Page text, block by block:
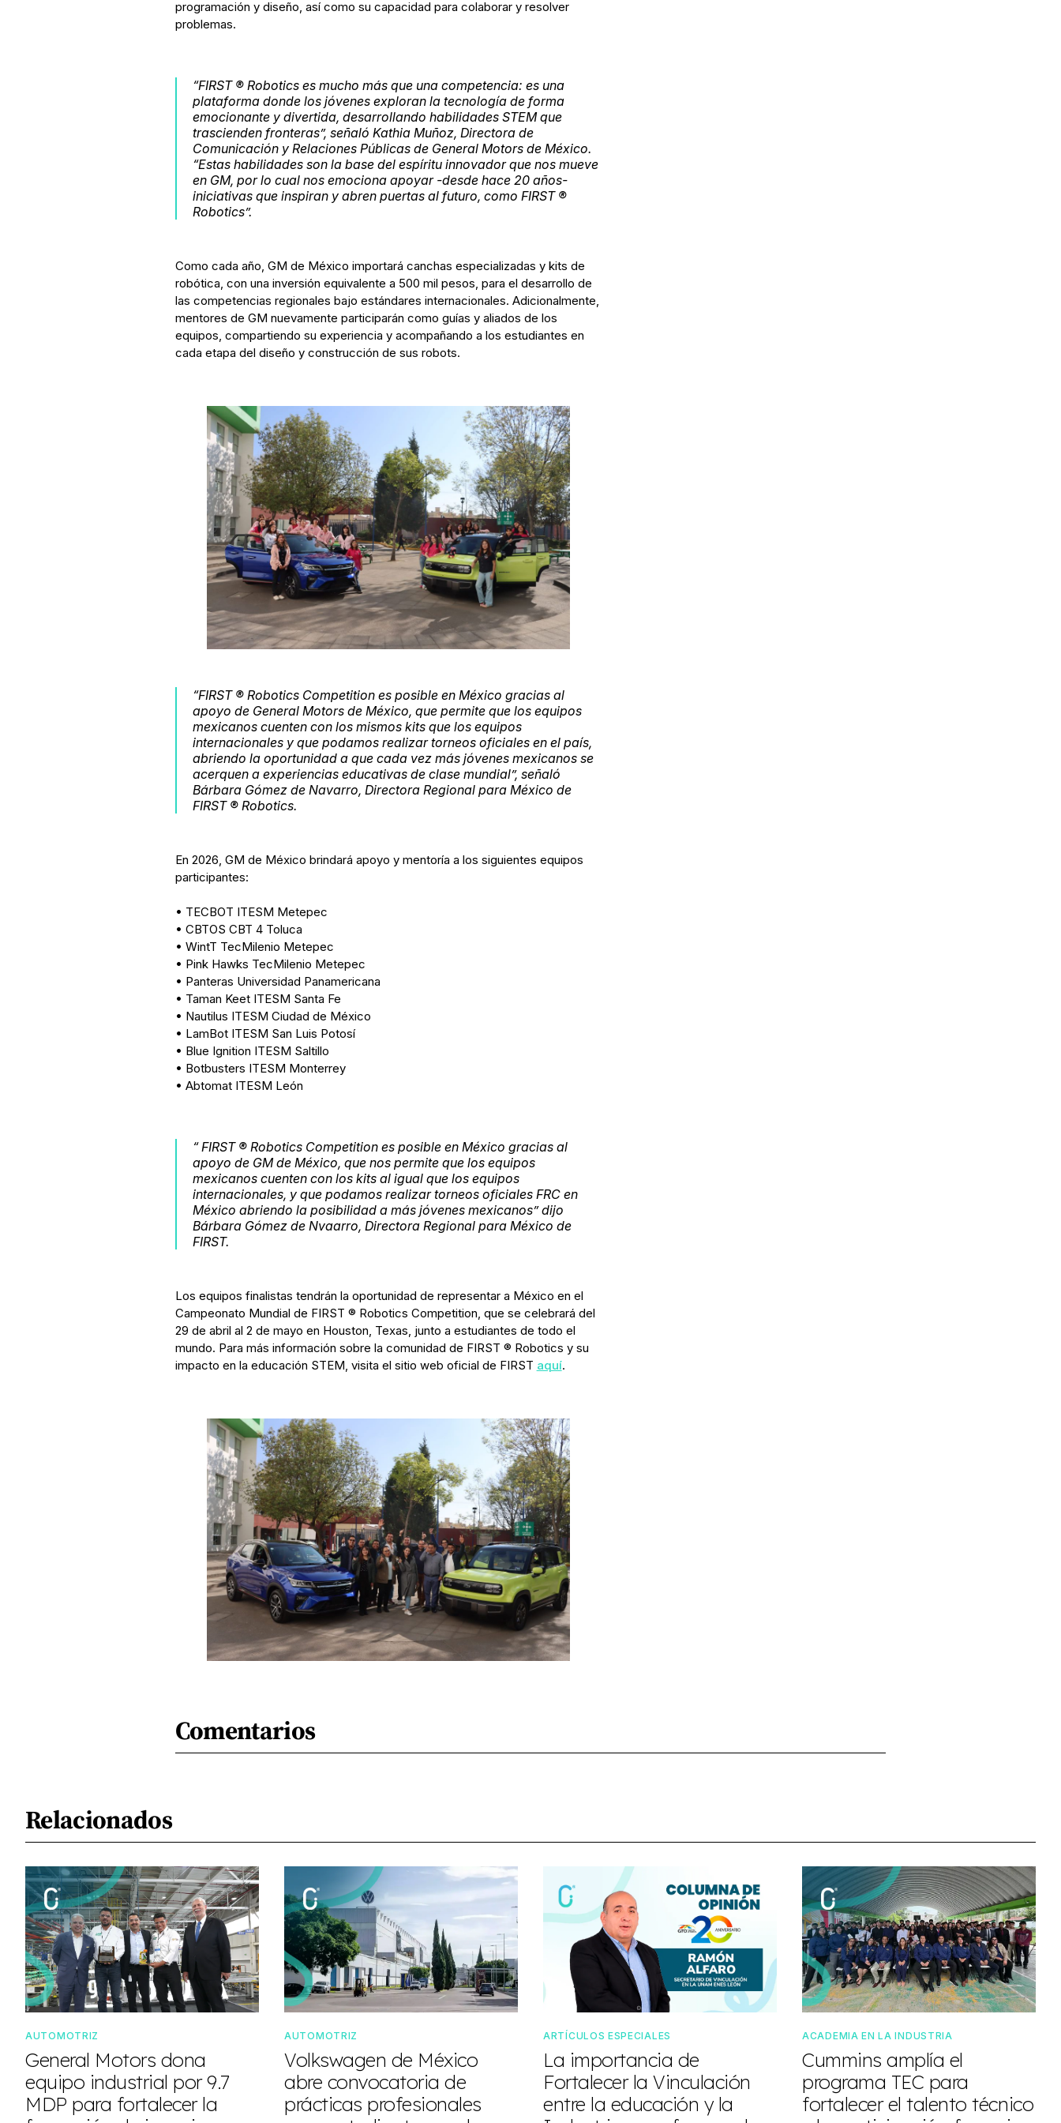
programación y diseño, así como su capacidad para colaborar y resolver
problemas.
“FIRST ® Robotics es mucho más que una competencia: es una
plataforma donde los jóvenes exploran la tecnología de forma
emocionante y divertida, desarrollando habilidades STEM que
trascienden fronteras”, señaló Kathia Muñoz, Directora de
Comunicación y Relaciones Públicas de General Motors de México.
“Estas habilidades son la base del espíritu innovador que nos mueve
en GM, por lo cual nos emociona apoyar -desde hace 20 años-
iniciativas que inspiran y abren puertas al futuro, como FIRST ®
Robotics”.
Como cada año, GM de México importará canchas especializadas y kits de
robótica, con una inversión equivalente a 500 mil pesos, para el desarrollo de
las competencias regionales bajo estándares internacionales. Adicionalmente,
mentores de GM nuevamente participarán como guías y aliados de los
equipos, compartiendo su experiencia y acompañando a los estudiantes en
cada etapa del diseño y construcción de sus robots.
“FIRST ® Robotics Competition es posible en México gracias al
apoyo de General Motors de México, que permite que los equipos
mexicanos cuenten con los mismos kits que los equipos
internacionales y que podamos realizar torneos oficiales en el país,
abriendo la oportunidad a que cada vez más jóvenes mexicanos se
acerquen a experiencias educativas de clase mundial”, señaló
Bárbara Gómez de Navarro, Directora Regional para México de
FIRST ® Robotics.
En 2026, GM de México brindará apoyo y mentoría a los siguientes equipos
participantes:
• TECBOT ITESM Metepec
• CBTOS CBT 4 Toluca
• WintT TecMilenio Metepec
• Pink Hawks TecMilenio Metepec
• Panteras Universidad Panamericana
• Taman Keet ITESM Santa Fe
• Nautilus ITESM Ciudad de México
• LamBot ITESM San Luis Potosí
• Blue Ignition ITESM Saltillo
• Botbusters ITESM Monterrey
• Abtomat ITESM León
“ FIRST ® Robotics Competition es posible en México gracias al
apoyo de GM de México, que nos permite que los equipos
mexicanos cuenten con los kits al igual que los equipos
internacionales, y que podamos realizar torneos oficiales FRC en
México abriendo la posibilidad a más jóvenes mexicanos” dijo
Bárbara Gómez de Nvaarro, Directora Regional para México de
FIRST.
Los equipos finalistas tendrán la oportunidad de representar a México en el
Campeonato Mundial de FIRST ® Robotics Competition, que se celebrará del
29 de abril al 2 de mayo en Houston, Texas, junto a estudiantes de todo el
mundo. Para más información sobre la comunidad de FIRST ® Robotics y su
impacto en la educación STEM, visita el sitio web oficial de FIRST aquí.
Comentarios
Relacionados
AUTOMOTRIZ
General Motors dona
equipo industrial por 9.7
MDP para fortalecer la
AUTOMOTRIZ
Volkswagen de México
abre convocatoria de
prácticas profesionales
ARTÍCULOS ESPECIALES
La importancia de
Fortalecer la Vinculación
entre la educación y la
ACADEMIA EN LA INDUSTRIA
Cummins amplía el
programa TEC para
fortalecer el talento técnico